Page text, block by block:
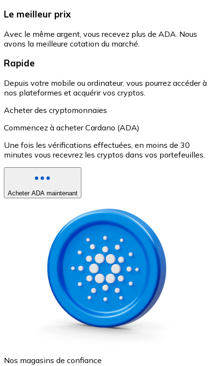
Le meilleur prix
Avec le même argent, vous recevez plus de ADA. Nous
avons la meilleure cotation du marché.
Rapide
Depuis votre mobile ou ordinateur, vous pourrez accéder à
nos plateformes et acquérir vos cryptos.
Acheter des cryptomonnaies
Commencez à acheter Cardano (ADA)
Une fois les vérifications effectuées, en moins de 30
minutes vous recevrez les cryptos dans vos portefeuilles.
Acheter ADA maintenant
Nos magasins de confiance